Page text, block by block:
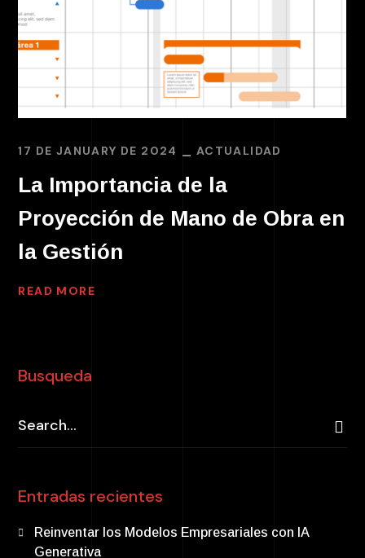
17 DE JANUARY DE 2024 ACTUALIDAD
La Importancia de la
Proyección de Mano de Obra en
la Gestión
READ MORE
Busqueda
Entradas recientes
Reinventar los Modelos Empresariales con IA
Generativa